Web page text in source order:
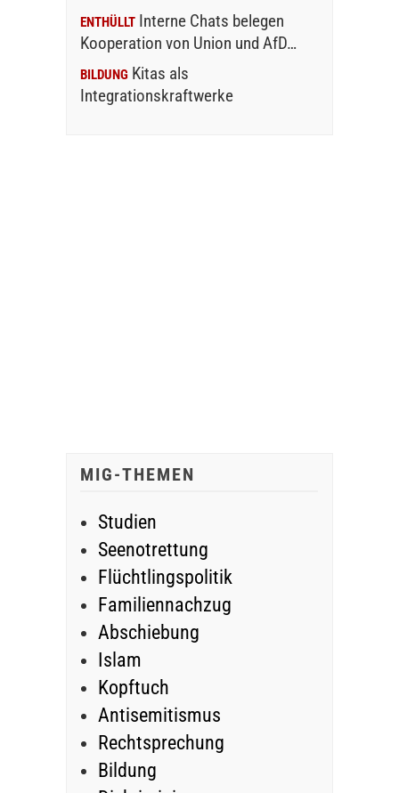
ENTHÜLLT Interne Chats belegen
Kooperation von Union und AfD…
BILDUNG Kitas als
Integrationskraftwerke
MIG-THEMEN
Studien
Seenotrettung
Flüchtlingspolitik
Familiennachzug
Abschiebung
Islam
Kopftuch
Antisemitismus
Rechtsprechung
Bildung